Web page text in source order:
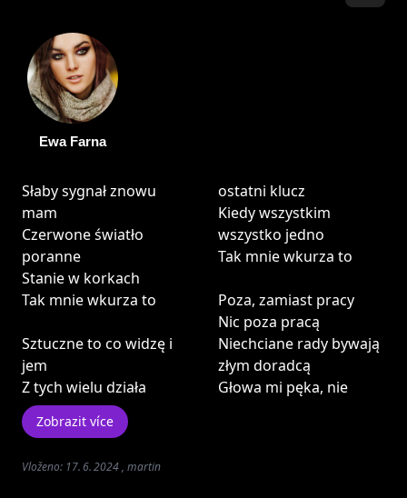
Ewa Farna
Słaby sygnał znowu
mam
Czerwone światło
poranne
Stanie w korkach
Tak mnie wkurza to
Sztuczne to co widzę i
jem
Z tych wielu działa
ostatni klucz
Kiedy wszystkim
wszystko jedno
Tak mnie wkurza to
Poza, zamiast pracy
Nic poza pracą
Niechciane rady bywają
złym doradcą
Głowa mi pęka, nie
Zobrazit více
Vloženo: 17. 6. 2024 , martin